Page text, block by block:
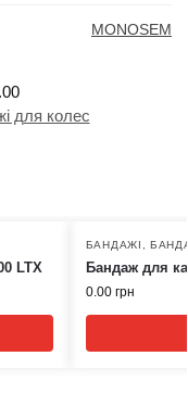
MONOSEM
для колес
LTX
БАНДАЖІ ,
Бандаж для
0.00 грн